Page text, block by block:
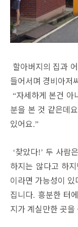
할아버지의 집과
들어서며 경비아저
“자세하게 본건 아
분을 본 것 같은데요
있어요.”
‘찾았다!’ 두 사람
하지는 않다고 하
이라면 가능성이
집니다. 흥분한 터
지가 계실만한 곳